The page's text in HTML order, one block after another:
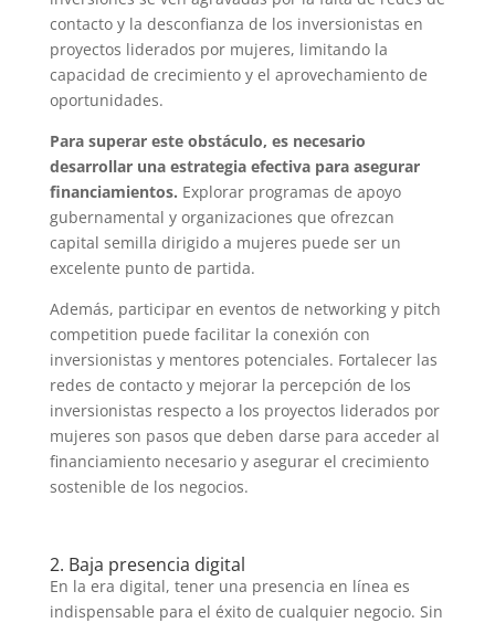
contacto y la desconfianza de los inversionistas en
proyectos liderados por mujeres, limitando la
capacidad de crecimiento y el aprovechamiento de
oportunidades.
Para superar este obstáculo, es necesario
desarrollar una estrategia efectiva para asegurar
financiamientos. Explorar programas de apoyo
gubernamental y organizaciones que ofrezcan
capital semilla dirigido a mujeres puede ser un
excelente punto de partida.
Además, participar en eventos de networking y pitch
competition puede facilitar la conexión con
inversionistas y mentores potenciales. Fortalecer las
redes de contacto y mejorar la percepción de los
inversionistas respecto a los proyectos liderados por
mujeres son pasos que deben darse para acceder al
financiamiento necesario y asegurar el crecimiento
sostenible de los negocios.
2. Baja presencia digital
En la era digital, tener una presencia en línea es
indispensable para el éxito de cualquier negocio. Sin